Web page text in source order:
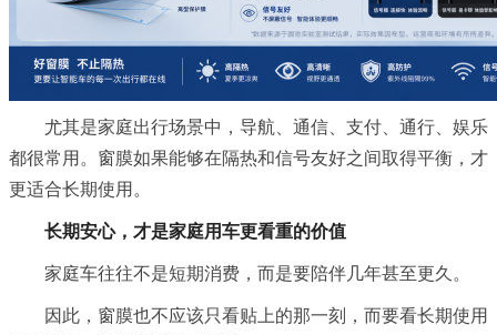
尤其是家庭出行场景中，导航、通信、支付、通行、娱乐
都很常用。窗膜如果能够在隔热和信号友好之间取得平衡，才
更适合长期使用。
长期安心，才是家庭用车更看重的价值
家庭车往往不是短期消费，而是要陪伴几年甚至更久。
因此，窗膜也不应该只看贴上的那一刻，而要看长期使用